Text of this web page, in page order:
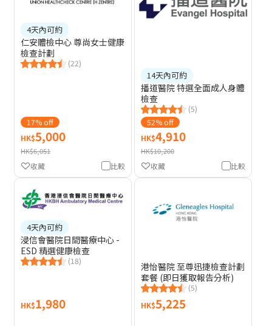
4天內可約
仁安體檢中心 尊尚女士健康
檢查計劃
(22)
17% off
HK$5,000
HK$6,051
比較
收藏
14天內可約
播道醫院 特選全面成人身體
檢查
(5)
52% off
HK$4,910
HK$10,200
比較
收藏
4天內可約
浸信會醫院日間醫療中心 -
ESD 精選健康檢查
(18)
HK$1,980
港怡醫院 至尊迅捷檢查計劃
套餐 (即日獲取報告分析)
(5)
HK$5,225